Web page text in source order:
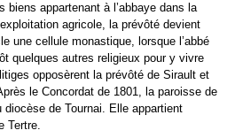
biens appartenant à l’abbaye dans la
agricole, la prévôté devient
une cellule monastique, lorsque l’abbé
quelques autres religieux pour y vivre
opposèrent la prévôté de Sirault et
le Concordat de 1801, la paroisse de
de Tournai. Elle appartient
Tertre.